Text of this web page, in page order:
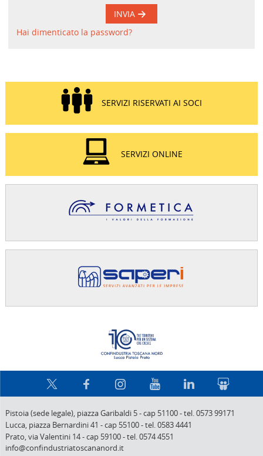
INVIA
Hai dimenticato la password?
SERVIZI RISERVATI AI SOCI
SERVIZI ONLINE
Pistoia (sede legale), piazza Garibaldi 5-cap 51100-tel. 0573 99171
Lucca, piazza Bernardini 41 -cap 55100-tel. 0583 4441
Prato,via Valentini 14-cap 59100-tel. 0574 4551
info@confindustriatoscananord.it